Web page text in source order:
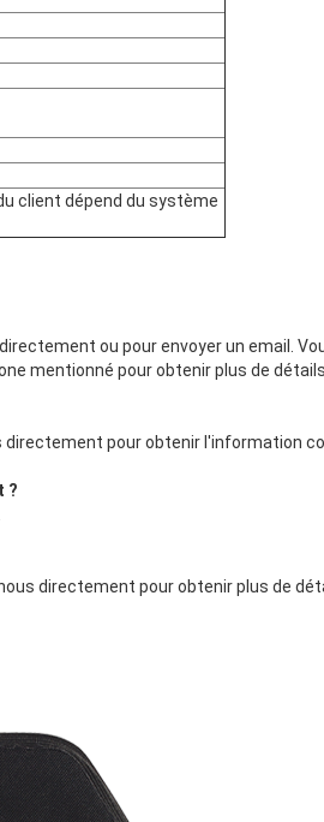
client dépend du système
ou pour envoyer un email.
mentionné pour obtenir plus de
pour obtenir l'information
?
directement pour obtenir plus de